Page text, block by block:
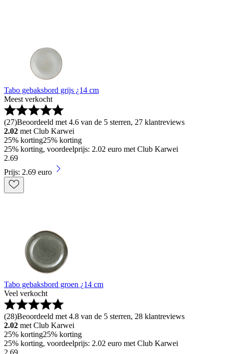
Tabo gebaksbord grijs ¿14 cm
Meest verkocht
(27)Beoordeeld met 4.6 van de 5 sterren, 27 klantreviews
2.02 met Club Karwei
25% korting25% korting
25% korting, voordeelprijs: 2.02 euro met Club Karwei
2.69
Prijs: 2.69 euro
Tabo gebaksbord groen ¿14 cm
Veel verkocht
(28)Beoordeeld met 4.8 van de 5 sterren, 28 klantreviews
2.02 met Club Karwei
25% korting25% korting
25% korting, voordeelprijs: 2.02 euro met Club Karwei